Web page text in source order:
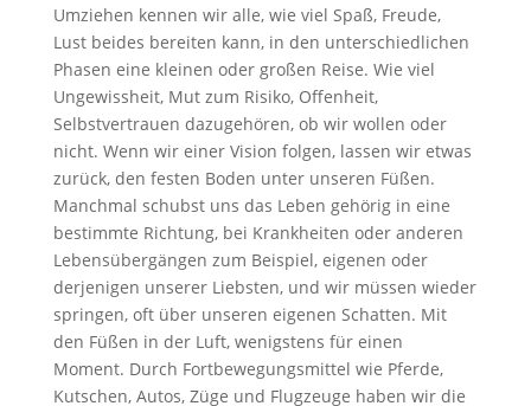
Umziehen kennen wir alle, wie viel Spaß, Freude,
Lust beides bereiten kann, in den unterschiedlichen
Phasen eine kleinen oder großen Reise. Wie viel
Ungewissheit, Mut zum Risiko, Offenheit,
Selbstvertrauen dazugehören, ob wir wollen oder
nicht. Wenn wir einer Vision folgen, lassen wir etwas
zurück, den festen Boden unter unseren Füßen.
Manchmal schubst uns das Leben gehörig in eine
bestimmte Richtung, bei Krankheiten oder anderen
Lebensübergängen zum Beispiel, eigenen oder
derjenigen unserer Liebsten, und wir müssen wieder
springen, oft über unseren eigenen Schatten. Mit
den Füßen in der Luft, wenigstens für einen
Moment. Durch Fortbewegungsmittel wie Pferde,
Kutschen, Autos, Züge und Flugzeuge haben wir die